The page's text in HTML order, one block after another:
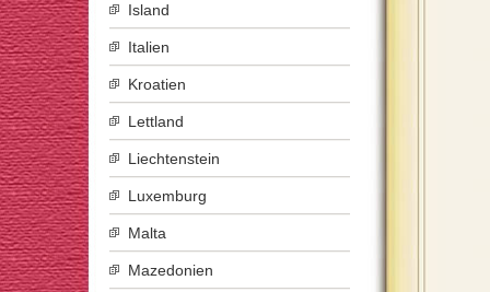
Island
Italien
Kroatien
Lettland
Liechtenstein
Luxemburg
Malta
Mazedonien